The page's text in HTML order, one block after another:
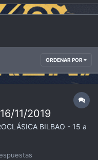
ORDENAR POR
11/2019
BILBAO - 15 a